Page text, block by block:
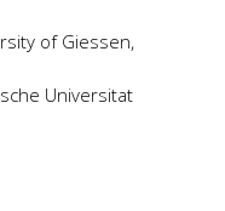
of Giessen,
Universitat